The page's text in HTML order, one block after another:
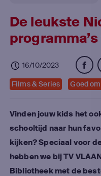
De leukste
16/10/2023
Films & Series Goed
Vinden jouw kids het
schooltijd naar hun
kijken? Speciaal voor
hebben we bij TV
Bibliotheek met de